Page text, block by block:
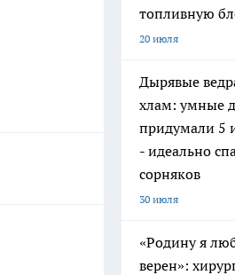
топливную
20 июля
Дырявые
хлам: умные
придумали 5
- идеально
сорняков
30 июля
«Родину я
верен»: